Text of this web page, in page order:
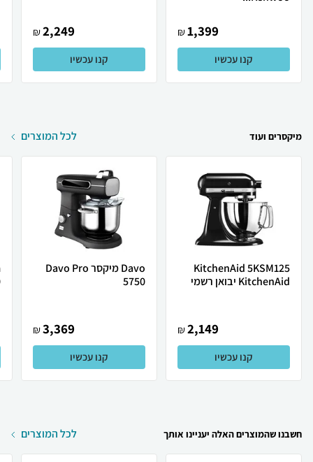
1,399
₪
קנו עכשיו
2,249
₪
קנו עכשיו
מיקסרים ועוד לכל המוצרים
KitchenAid 5KSM125
KitchenAid יבואן רשמי
2,149
₪
קנו עכשיו
Davo מיקסר Davo Pro
5750
3,369
₪
קנו עכשיו
חשבנו שהמוצרים האלה יעניינו אותך לכל המוצרים